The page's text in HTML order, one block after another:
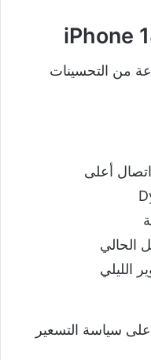
من التحسينات
الحالي
الليلي
سياسة التسعير